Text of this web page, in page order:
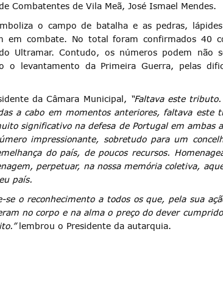
gerais
Combatentes de Vila Meã, José Ismael Mendes.
o campo de batalha e as pedras,
em combate. No total foram confirmados 40
Ultramar. Contudo, os números podem não
o levantamento da Primeira Guerra, pelas
da Câmara Municipal, “Faltava este
a cabo em momentos anteriores, faltava este
significativo na defesa de Portugal em ambas
impressionante, sobretudo para um
do país, de poucos recursos.
perpetuar, na nossa memória coletiva,
país.
se o reconhecimento a todos os que, pela sua
no corpo e na alma o preço do dever
lembrou o Presidente da autarquia.